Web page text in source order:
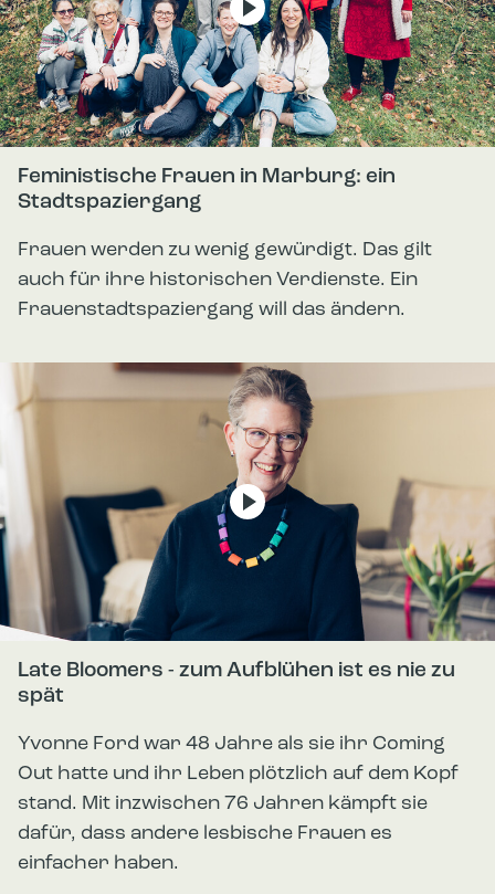
Feministische Frauen in Marburg: ein
Stadtspaziergang
Frauen werden zu wenig gewürdigt. Das gilt
auch für ihre historischen Verdienste. Ein
Frauenstadtspaziergang will das ändern.
Late Bloomers - zum Aufblühen ist es nie zu
spät
Yvonne Ford war 48 Jahre als sie ihr Coming
Out hatte und ihr Leben plötzlich auf dem Kopf
stand. Mit inzwischen 76 Jahren kämpft sie
dafür, dass andere lesbische Frauen es
einfacher haben.